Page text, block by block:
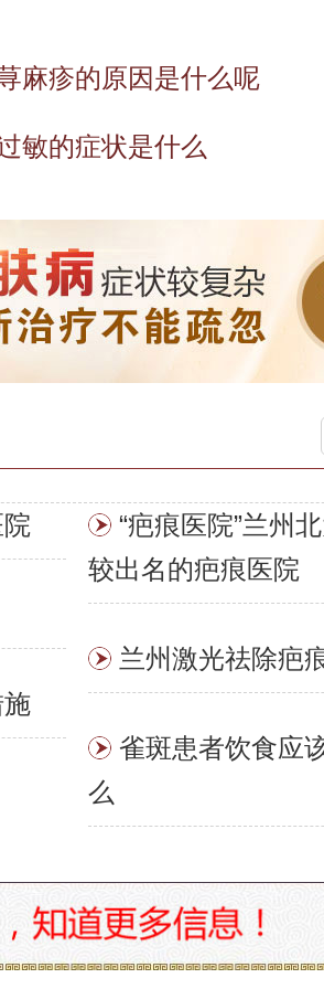
麻疹的原因是什么呢
敏的症状是什么
“疤痕医院”兰州
较出名的疤痕医院
兰州激光祛除疤
雀斑患者饮食应
么